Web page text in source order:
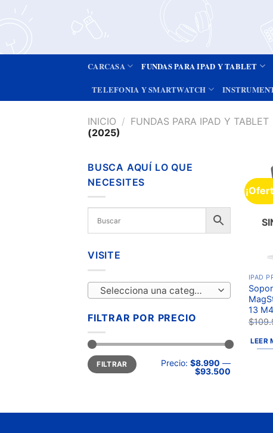
CARCASA FUNDAS PARA IPAD Y TABLET
TELEFONIA Y SMARTWATCH
INICIO / FUNDAS PARA IPAD Y TABLET
(2025)
BUSCA AQUÍ LO QUE
NECESITES
VISITE
Selecciona una categoría
FILTRAR POR PRECIO
FILTRAR Precio: $8.990 —
$93.500
IPAD
13
$
LEER